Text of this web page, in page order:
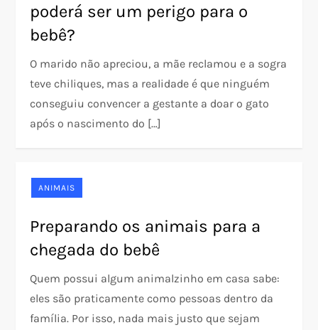
poderá ser um perigo para o
bebê?
O marido não apreciou, a mãe reclamou e a sogra
teve chiliques, mas a realidade é que ninguém
conseguiu convencer a gestante a doar o gato
após o nascimento do […]
ANIMAIS
Preparando os animais para a
chegada do bebê
Quem possui algum animalzinho em casa sabe:
eles são praticamente como pessoas dentro da
família. Por isso, nada mais justo que sejam